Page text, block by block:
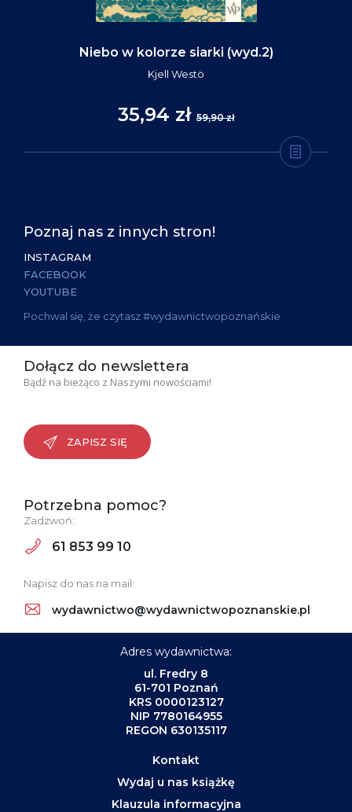
Niebo w kolorze siarki (wyd.2)
Kjell Westö
35,94 zł 59,90 zł
Poznaj nas z innych stron!
INSTAGRAM
FACEBOOK
YOUTUBE
Pochwal się, że czytasz #wydawnictwopoznańskie
Dołącz do newslettera
Bądź na bieżąco z Naszymi nowościami!
ZAPISZ SIĘ
Potrzebna pomoc?
Zadzwoń:
61 853 99 10
Napisz do nas na mail:
wydawnictwo@wydawnictwopoznanskie.pl
Adres wydawnictwa:
ul. Fredry 8
61-701 Poznań
KRS 0000123127
NIP 7780164955
REGON 630135117
Kontakt
Wydaj u nas książkę
Klauzula informacyjna